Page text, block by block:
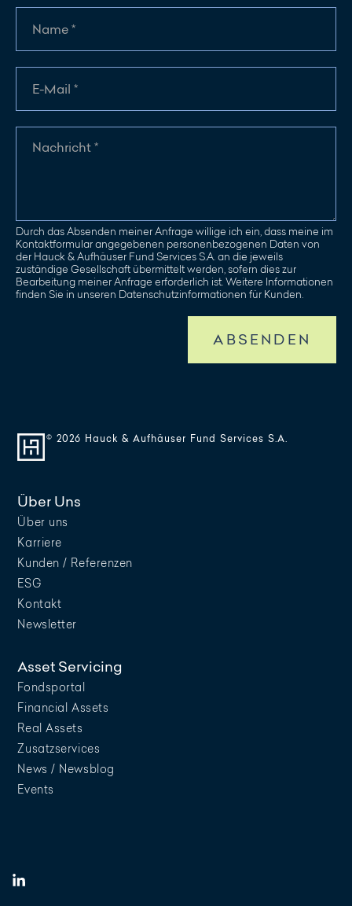
Durch das Absenden meiner Anfrage willige ich ein, dass meine im
Kontaktformular angegebenen personenbezogenen Daten von
der Hauck & Aufhäuser Fund Services S.A. an die jeweils
zuständige Gesellschaft übermittelt werden, sofern dies zur
Bearbeitung meiner Anfrage erforderlich ist. Weitere Informationen
finden Sie in unseren Datenschutzinformationen für Kunden.
ABSENDEN
© 2026 Hauck & Aufhäuser Fund Services S.A.
Über Uns
Über uns
Karriere
Kunden / Referenzen
ESG
Kontakt
Newsletter
Asset Servicing
Fondsportal
Financial Assets
Real Assets
Zusatzservices
News / Newsblog
Events